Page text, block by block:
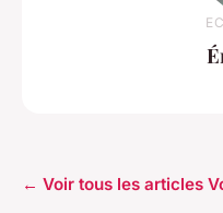
← Voir tous les articles